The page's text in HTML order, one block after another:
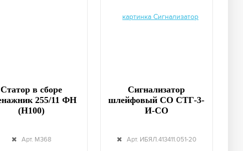
Статор в сборе
255/11 ФН
(Н100)
Арт. М368
Сигнализатор
шлейфовый СО СТГ-3-
И-СО
Арт. ИБЯЛ.413411.051-20